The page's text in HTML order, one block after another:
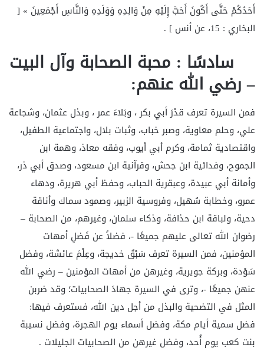
أَحَدُكُمْ حَتَّى أَكُونَ أَحَبَّ إِلَيْهِ مِنْ وَالِدِهِ وَوَلَدِهِ وَالنَّاسِ أَجْمَعِينَ » [
البخاري : 15، عن أنس ] .
سادسًا : محبة الصحابة وآل البيت
– رضي الله عنهم:
فمن السيرة تعرف قدْرَ أبي بكر ، وبَلاءَ عمر ، وبذل عثمان، وشجاعة
علي، وحلم معاوية، وصبر خباب، وثبات بلال، واجتماعية الطفيل،
واقتصادية ثمامة، وكرم أبي أيوب، وفقه معاذ، وهمة ابن
الجموح، وفدائية ابن جحش، وقرآنية ابن مسعود، وصدق أبي ذر،
وأمانة أبي عبيدة، وعبقرية الحباب، وحفظ أبي هريرة، ودهاء
عمرو، وخطابة سُهيل، وفروسية الزبير، وصمود سماك وأناقة
دحية، ولباقة ابن حذافة، وذكاء سلمان، وغيرهم، من الصحابة –
رضوان الله تعالى عليهم جميعًا -، فضلاً عن فَضلِ أمهات
المؤمنين، فمن السيرة تعرف سَبْقَ خديجة، وعِلْمَ عائشة، وفضل
سَوْدة، وبركة جويرية، وغيرهن من أمهات المؤمنين – رضي الله
عنهن جميعًا -، وترى في السيرة جهادَ الصحابيات؛ وقد ضربن
المثل في التضحية والبذل من أجل دين الله، فستعرف فيها:
فضل سمية أيام مكة، وفضل أسماء يوم الهجرة، وفضل نسيبة
بنت كعب يوم أُحد، وفضل غيرهن من الصحابيات الجليلات .